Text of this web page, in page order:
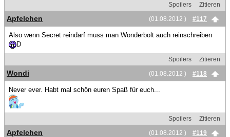
Spoilers
Zitieren
(01.08.2012 )
#117
Apfelchen
Also wenn Secret reindarf muss man Wonderbolt auch reinschreiben
D
Spoilers
Zitieren
(01.08.2012 )
#118
Wondi
Never ever. Habt mal schön euren Spaß für euch...
Spoilers
Zitieren
(01.08.2012 )
#119
Apfelchen